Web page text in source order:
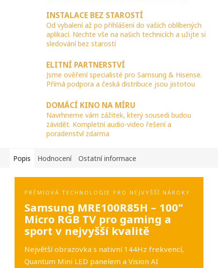
INSTALACE BEZ STAROSTÍ
Od vybalení až po přihlášení do vašich oblíbených
aplikací. Nechte vše na našich technicích a užijte si
sledování bez starostí
ELITNÍ PARTNERSTVÍ
Jsme ověření specialisté pro Samsung & Hisense.
Přímá podpora a česká distribuce jsou jistotou
DOMÁCÍ KINO NA MÍRU
Navrhneme vám zážitek, který sousedi budou
závidět. Kompletní audio-video řešení a
poradenství zdarma
Popis Hodnocení Ostatní informace
PRÉMIOVÁ TECHNOLOGIE PRO NEJVYŠŠÍ NÁROKY
Samsung MRE100R85H – 100"
Micro RGB TV pro gaming a
sport v nejvyšší kvalitě
Největší obrazovka s nativní 144Hz frekvencí,
Quantum Mini LED panelem a Vision AI